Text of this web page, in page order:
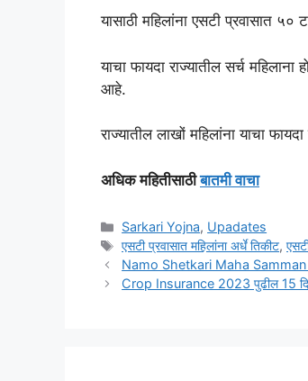
यासाठी महिलांना एसटी प्रवासात
याचा फायदा राज्यातील सर्च
आहे.
राज्यातील लाखों महिलांना याचा
अधिक महितीसाठीबातमी वाचा
Categories
Sarkari Yojna, Upadates
Tags
एसटी प्रवासात महिलांना अर्धे तिकीट,
Namo Shetkari Maha Samman
Crop Insurance 2023 पुढील 15